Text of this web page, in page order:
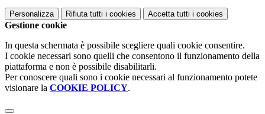
Personalizza Rifiuta tutti i cookies Accetta tutti i cookies
Gestione cookie
In questa schermata è possibile scegliere quali cookie consentire.
I cookie necessari sono quelli che consentono il funzionamento della
piattaforma e non è possibile disabilitarli.
Per conoscere quali sono i cookie necessari al funzionamento potete
visionare la COOKIE POLICY.